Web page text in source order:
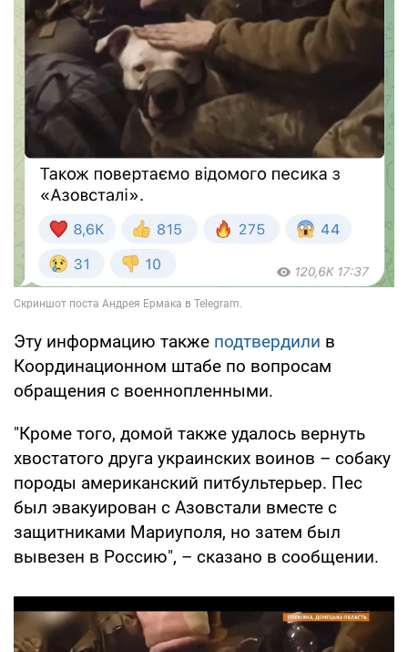
Эту информацию также подтвердили в
Координационном штабе по вопросам
обращения с военнопленными.
"Кроме того, домой также удалось вернуть
хвостатого друга украинских воинов – собаку
породы американский питбультерьер. Пес
был эвакуирован с Азовстали вместе с
защитниками Мариуполя, но затем был
вывезен в Россию", – сказано в сообщении.